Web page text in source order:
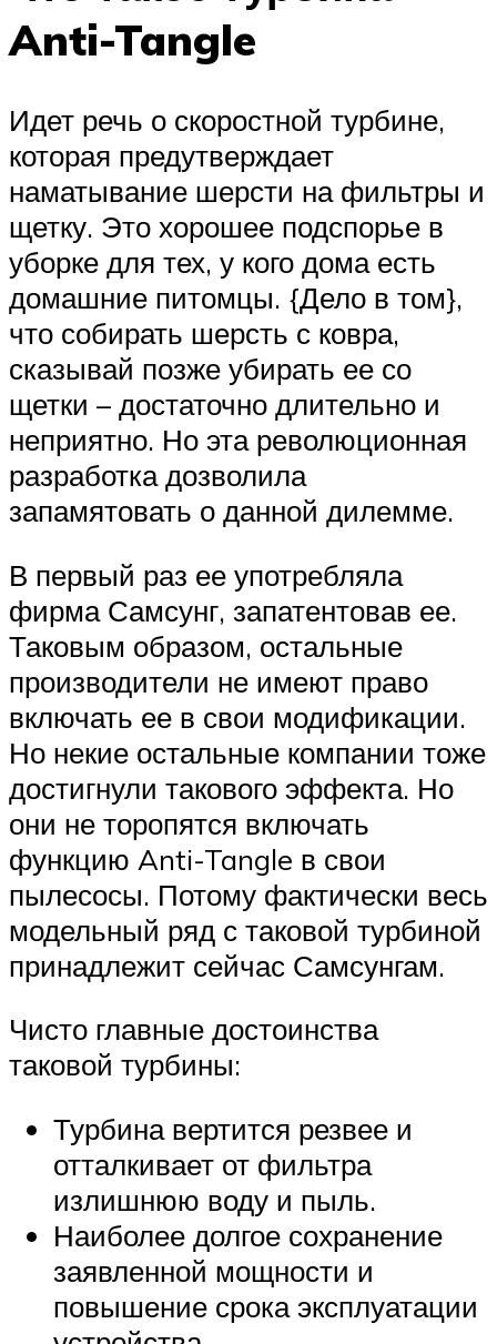
Anti-Tangle
Идет речь о скоростной турбине,
которая предутверждает
наматывание шерсти на фильтры и
щетку. Это хорошее подспорье в
уборке для тех, у кого дома есть
домашние питомцы. {Дело в том},
что собирать шерсть с ковра,
сказывай позже убирать ее со
щетки – достаточно длительно и
неприятно. Но эта революционная
разработка дозволила
запамятовать о данной дилемме.
В первый раз ее употребляла
фирма Самсунг, запатентовав ее.
Таковым образом, остальные
производители не имеют право
включать ее в свои модификации.
Но некие остальные компании тоже
достигнули такового эффекта. Но
они не торопятся включать
функцию Anti-Tangle в свои
пылесосы. Потому фактически весь
модельный ряд с таковой турбиной
принадлежит сейчас Самсунгам.
Чисто главные достоинства
таковой турбины:
Турбина вертится резвее и
отталкивает от фильтра
излишнюю воду и пыль.
Наиболее долгое сохранение
заявленной мощности и
повышение срока эксплуатации